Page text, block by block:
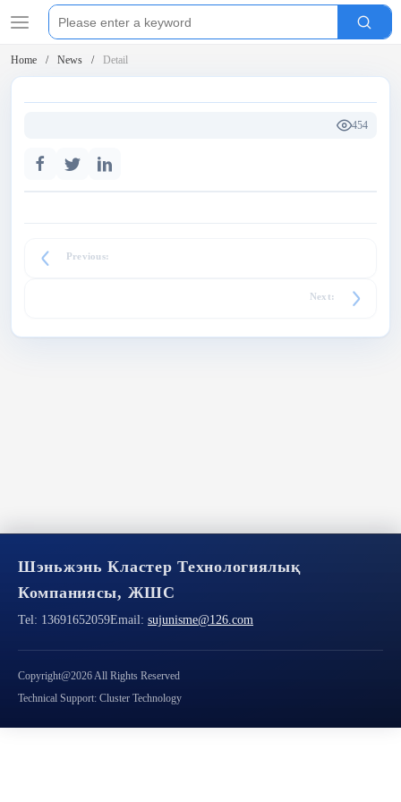
Home News Detail
454
Previous:
Next:
Шэньжэнь Кластер Технологиялық
Компаниясы, ЖШС
Tel: 13691652059Email: sujunisme@126.com
Copyright@2026 All Rights Reserved
Technical Support: Cluster Technology